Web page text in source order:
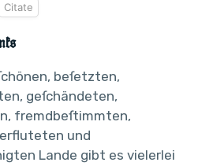
Citate
beſetzten,
geſchändeten,
fremdbeſtimmten,
und
Lande gibt es vielerlei